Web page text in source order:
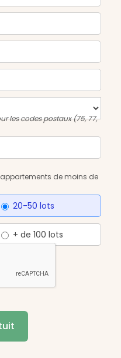
les codes postaux (75, 77,
de moins de
20-50 lots
+ de 100 lots